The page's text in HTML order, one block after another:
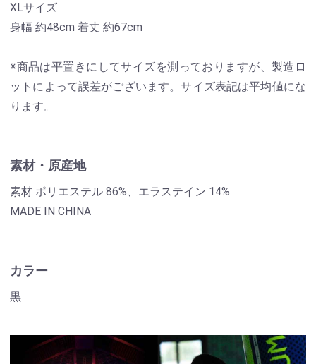
XLサイズ
身幅 約48cm 着丈 約67cm
※商品は平置きにしてサイズを測っておりますが、製造ロ
ットによって誤差がございます。サイズ表記は平均値にな
ります。
素材・原産地
素材 ポリエステル 86%、エラステイン 14%
MADE IN CHINA
カラー
黒